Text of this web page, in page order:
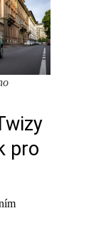
pro